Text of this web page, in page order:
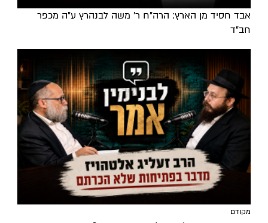
אבד חסיד מן הארץ: הרה"ח ר' משה לבנהרץ ע"ה מכפר
חב"ד
מקודם